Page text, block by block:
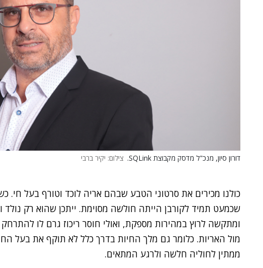
דורון סיון, מנכ"ל מדסק מקבוצת SQLink. צילום: יקיר ברבי
כולנו מכירים את סרטוני הטבע שבהם אריה לוכד וטורף בעל
שכמעט תמיד לקורבן הייתה חולשה מסוימת. ייתכן שהוא רק נולד
ומתקשה לרוץ במהירות מספקת, ואולי חוסר ריכוז גרם לו
מול האריות. כלומר גם מלך החיות בדרך כלל לא תוקף את בעל
ממתין לחוליה חלשה ולרגע המתאים.